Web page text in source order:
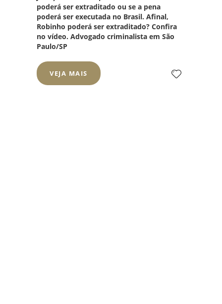
poderá ser extraditado ou se a pena
poderá ser executada no Brasil. Afinal,
Robinho poderá ser extraditado? Confira
no vídeo. Advogado criminalista em São
Paulo/SP
VEJA MAIS